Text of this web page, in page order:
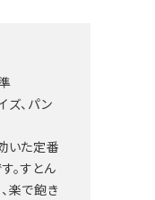
ズ、パン
いた定番
。すとん
楽で飽き